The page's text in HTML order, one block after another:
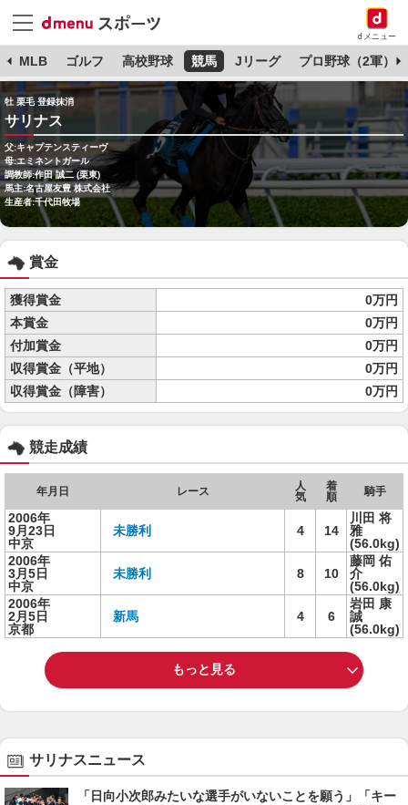
dメニュー
MLB ゴルフ 高校野球 競馬 Jリーグ プロ野球（2軍）
牡 栗毛 登録抹消
サリナス
父:キャプテンスティーヴ
母:エミネントガール
調教師:作田 誠二 (栗東)
馬主:名古屋友豊 株式会社
生産者:千代田牧場
賞金
獲得賞金
0万円
本賞金
0万円
付加賞金
0万円
収得賞金（平地）
0万円
収得賞金（障害）
0万円
競走成績
年月日 レース
人
気
着
順
騎手
2006年
9月23日
中京
未勝利 4 14
川田 将
雅
(56.0kg)
2006年
3月5日
中京
未勝利 8 10
藤岡 佑
介
(56.0kg)
2006年
2月5日
京都
新馬 4 6
岩田 康
誠
(56.0kg)
もっと見る
サリナスニュース
「日向小次郎みたいな選手がいないことを願う」「キー